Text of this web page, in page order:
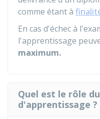
comme étant à
En cas d'échec à
l'apprentissage
maximum.
Quel est le rôle
d'apprentissage ?